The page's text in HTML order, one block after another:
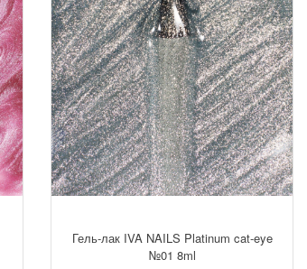
Гель-лак IVA NAILS Platinum cat-eye
№01 8ml